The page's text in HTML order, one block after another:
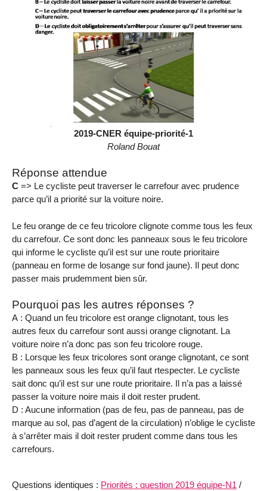
2019-CNER équipe-priorité-1
Roland Bouat
Réponse attendue
C => Le cycliste peut traverser le carrefour avec prudence
parce qu’il a priorité sur la voiture noire.
Le feu orange de ce feu tricolore clignote comme tous les feux
du carrefour. Ce sont donc les panneaux sous le feu tricolore
qui informe le cycliste qu’il est sur une route prioritaire
(panneau en forme de losange sur fond jaune). Il peut donc
passer mais prudemment bien sûr.
Pourquoi pas les autres réponses ?
A : Quand un feu tricolore est orange clignotant, tous les
autres feux du carrefour sont aussi orange clignotant. La
voiture noire n’a donc pas son feu tricolore rouge.
B : Lorsque les feux tricolores sont orange clignotant, ce sont
les panneaux sous les feux qu’il faut rtespecter. Le cycliste
sait donc qu’il est sur une route prioritaire. Il n’a pas a laissé
passer la voiture noire mais il doit rester prudent.
D : Aucune information (pas de feu, pas de panneau, pas de
marque au sol, pas d’agent de la circulation) n’oblige le cycliste
à s’arrêter mais il doit rester prudent comme dans tous les
carrefours.
Questions identiques : Priorités : question 2019 équipe-N1 /